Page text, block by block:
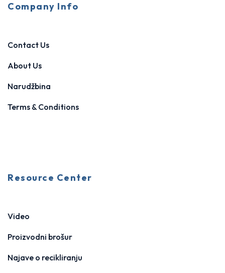
Company Info
Contact Us
About Us
Narudžbina
Terms & Conditions
Resource Center
Video
Proizvodni brošur
Najave o recikliranju